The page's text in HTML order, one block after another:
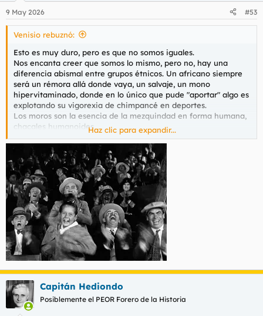
e
s
9 May 2026 #53
Venisio rebuznó:
Esto es muy duro, pero es que no somos iguales.
Nos encanta creer que somos lo mismo, pero no, hay una
diferencia abismal entre grupos étnicos. Un africano siempre
será un rémora allá donde vaya, un salvaje, un mono
hipervitaminado, donde en lo único que pude "aportar" algo es
explotando su vigorexia de chimpancé en deportes.
Los moros son la esencia de la mezquindad en forma humana,
chacales humanoides.
En general, su subdesarrollo endémico los hace agresivos,
resentidos y victimistas. Como un forero pero en la vida real,
con lo que eso conlleva: violar féminas -viejas nonageanrias
inclusive, acuchillarse (amachetarse últimanente) por cualquier
tontería, dar por culo, ser una carga. etc..
Y el problema es la arrogancia de cretinos de aquí que se
creen los salvadores de occidente y son unos ignorantes que
no duraría ni dos dias sueltos en los cubiles natales de esas
malas bestias que nos invaden.
No, en las series y peliculas pueden meter toda la magia que
quieran, pero en la vida real un negro, un moro o un pancho
son una mierda, a nivel evolutivo mental y en general. No hay
por donde cogerlos. Son un lastre. Y lo arruinan todo. Asi que
que les den por culo a ellos y a las ONG´S.
Que arreglen sus propios paises primero y se dejen de joder.
Haz clic para expandir...
Capitán Hediondo
Posiblemente el PEOR Forero de la Historia